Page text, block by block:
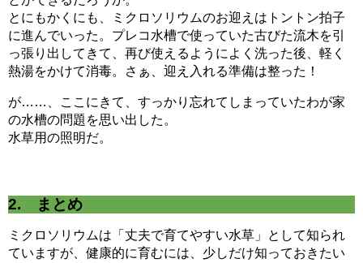
とにもかくにも、ミクロソリウムのお迎えはトントン拍子
に進んでいった。プレコ水槽で使っていた古びた流木を引
っ張り出してきて、再び使えるようによく洗った後、軽く
熱湯をかけて消毒。さぁ、迎え入れる準備は整った！
が……、ここにきて、すっかり忘れてしまっていたわが家
の水槽の問題を思い出した。
水草用の照明だ。
2. まとめ
ミクロソリウムは「丈夫で育てやすい水草」として知られ
ていますが、健康的に育むには、少しだけ知っておきたい